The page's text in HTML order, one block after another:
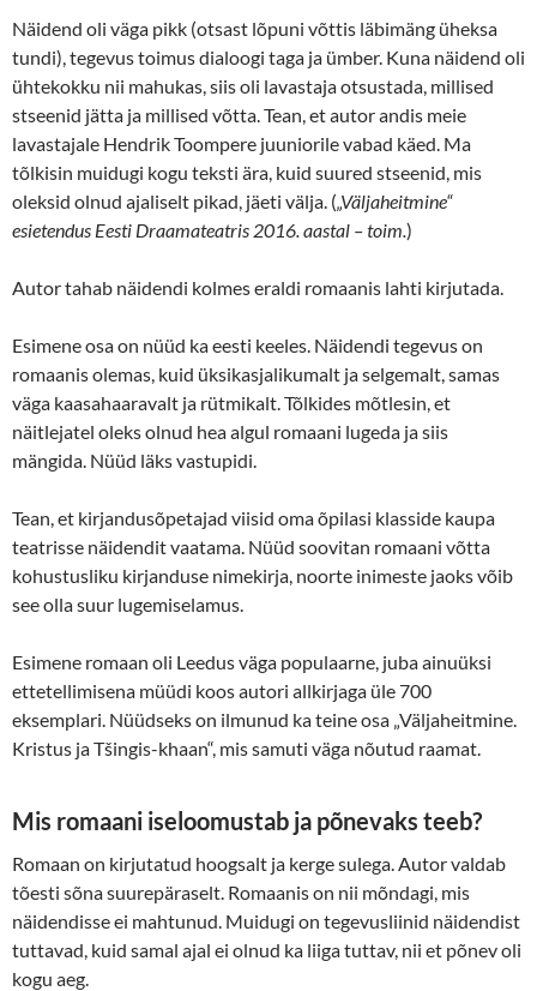
Näidend oli väga pikk (otsast lõpuni võttis läbimäng üheksa
tundi), tegevus toimus dialoogi taga ja ümber. Kuna näidend oli
ühtekokku nii mahukas, siis oli lavastaja otsustada, millised
stseenid jätta ja millised võtta. Tean, et autor andis meie
lavastajale Hendrik Toompere juuniorile vabad käed. Ma
tõlkisin muidugi kogu teksti ära, kuid suured stseenid, mis
oleksid olnud ajaliselt pikad, jäeti välja. („Väljaheitmine“
esietendus Eesti Draamateatris 2016. aastal – toim.)
Autor tahab näidendi kolmes eraldi romaanis lahti kirjutada.
Esimene osa on nüüd ka eesti keeles. Näidendi tegevus on
romaanis olemas, kuid üksikasjalikumalt ja selgemalt, samas
väga kaasahaaravalt ja rütmikalt. Tõlkides mõtlesin, et
näitlejatel oleks olnud hea algul romaani lugeda ja siis
mängida. Nüüd läks vastupidi.
Tean, et kirjandusõpetajad viisid oma õpilasi klasside kaupa
teatrisse näidendit vaatama. Nüüd soovitan romaani võtta
kohustusliku kirjanduse nimekirja, noorte inimeste jaoks võib
see olla suur lugemiselamus.
Esimene romaan oli Leedus väga populaarne, juba ainuüksi
ettetellimisena müüdi koos autori allkirjaga üle 700
eksemplari. Nüüdseks on ilmunud ka teine osa „Väljaheitmine.
Kristus ja Tšingis-khaan“, mis samuti väga nõutud raamat.
Mis romaani iseloomustab ja põnevaks teeb?
Romaan on kirjutatud hoogsalt ja kerge sulega. Autor valdab
tõesti sõna suurepäraselt. Romaanis on nii mõndagi, mis
näidendisse ei mahtunud. Muidugi on tegevusliinid näidendist
tuttavad, kuid samal ajal ei olnud ka liiga tuttav, nii et põnev oli
kogu aeg.